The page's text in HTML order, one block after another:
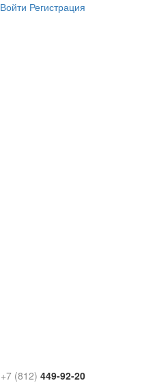
Войти Регистрация
+7 (812) 449-92-20